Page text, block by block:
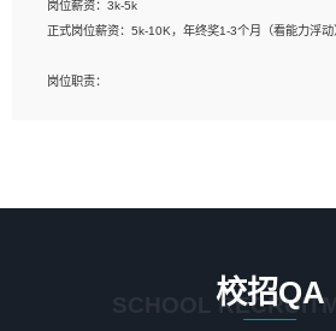
标志及吉祥物设计，效果图后期处理等。
1、艺术设计类相关专业；（其中需求分析顾问不限专
岗位薪资：3k-5k
正式岗位薪资：5k-10K，年终奖1-3个月（看能力浮动
岗位职责：
2. 熟悉 前端常用框架, 能独立完成设计给予的 UI 效果;
3. 有良好的代码习惯, 低级错误出现频率低;
校招QA
SCHOOL